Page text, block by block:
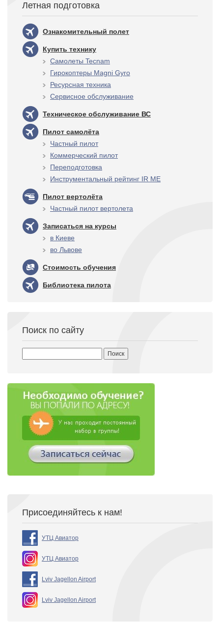
Летная подготовка
Ознакомительный полет
Купить технику
Самолеты Tecnam
Гирокоптеры Magni Gyro
Ресурсная техника
Сервисное обслуживание
Техническое обслуживание ВС
Пилот самолёта
Частный пилот
Коммерческий пилот
Переподготовка
Инструментальный рейтинг IR ME
Пилот вертолёта
Частный пилот вертолета
Записаться на курсы
в Киеве
во Львове
Стоимость обучения
Библиотека пилота
Поиск по сайту
Присоединяйтесь к нам!
УТЦ Авиатор
УТЦ Авиатор
Lviv Jagellon Airport
Lviv Jagellon Airport